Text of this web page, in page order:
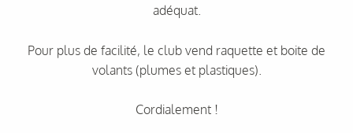
adéquat.
Pour plus de facilité, le club vend raquette et boite de
volants (plumes et plastiques).
Cordialement !